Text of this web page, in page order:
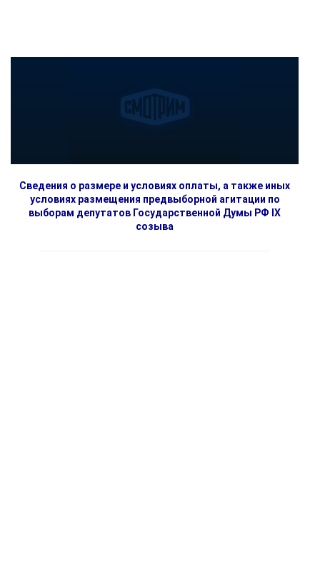
Сведения о размере и условиях оплаты, а также иных
условиях размещения предвыборной агитации по
выборам депутатов Государственной Думы РФ IX
созыва